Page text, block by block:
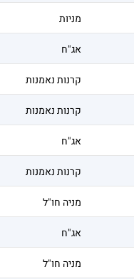
מניות
אג"ח
קרנות נאמנות
קרנות נאמנות
אג"ח
קרנות נאמנות
מניה חו"ל
אג"ח
מניה חו"ל